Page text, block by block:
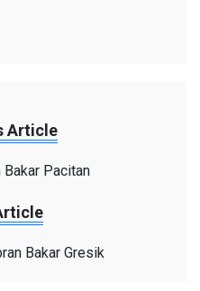
Article
Pacitan
Bakar Gresik